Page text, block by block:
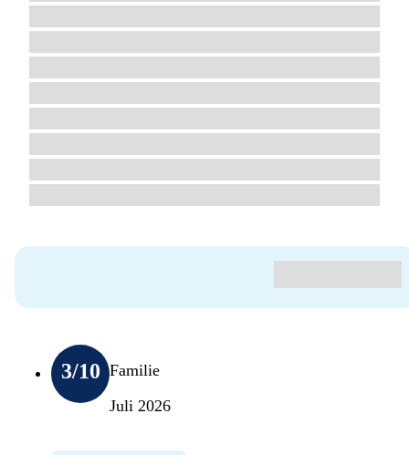
3/10 Familie
Juli 2026